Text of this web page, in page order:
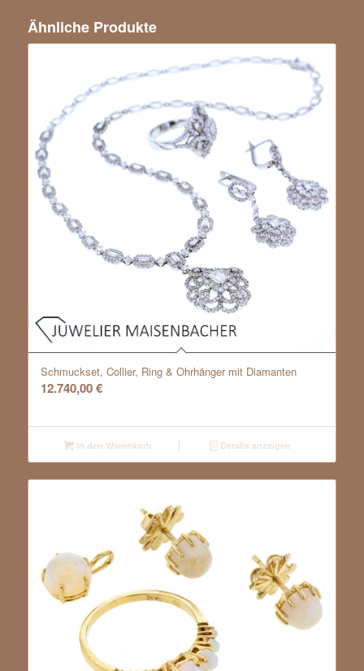
Ähnliche Produkte
Schmuckset, Collier, Ring & Ohrhänger mit Diamanten
12.740,00€
In den Warenkorb Details anzeigen